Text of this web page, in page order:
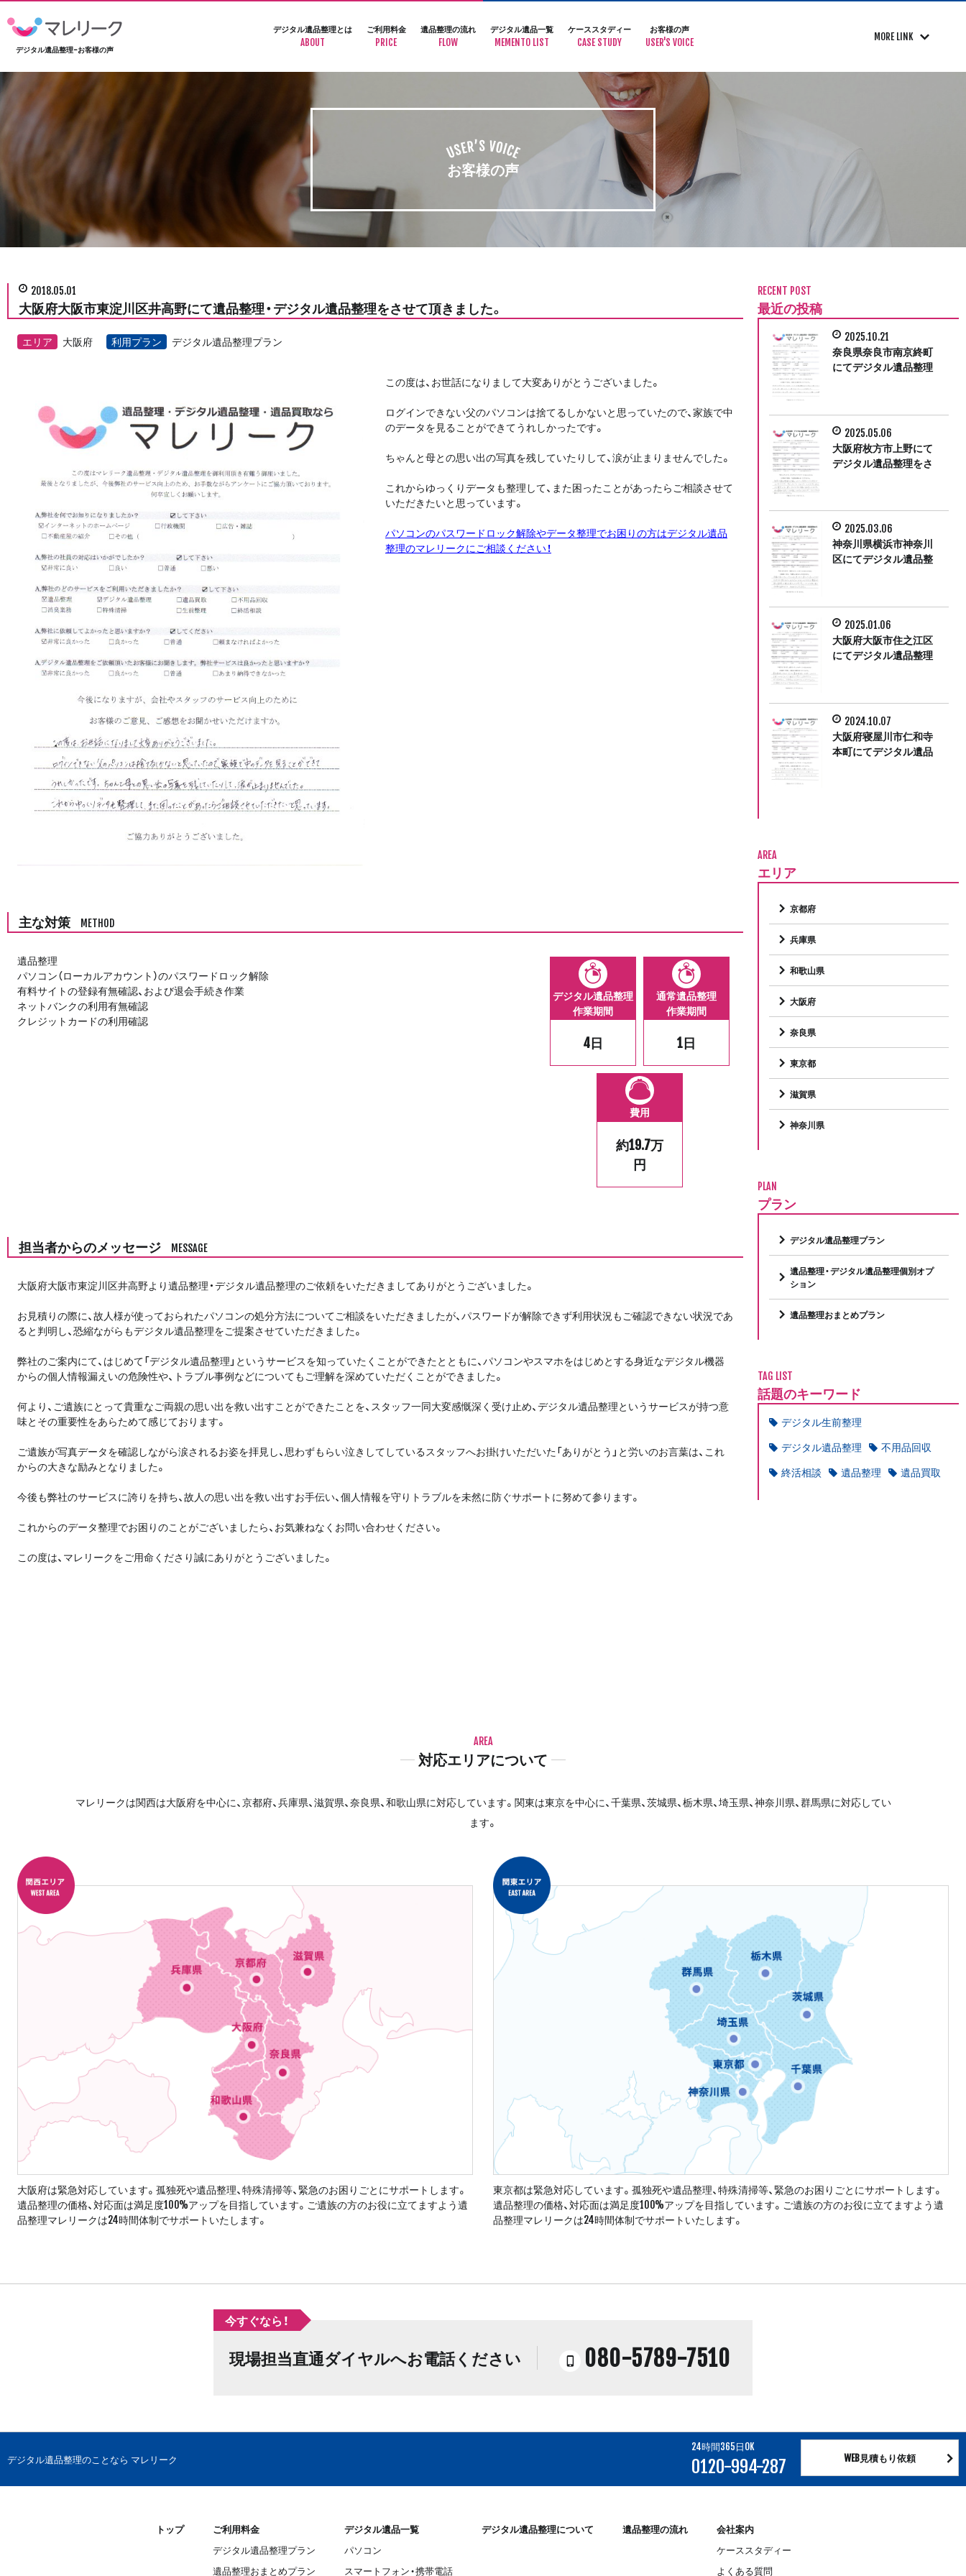
デジタル遺品整理-お客様の声
デジタル遺品整理とは
ABOUT
ご利用料金
PRICE
遺品整理の流れ
FLOW
デジタル遺品一覧
MEMENTO LIST
ケーススタディー
CASE STUDY
お客様の声
USER'S VOICE MORE LINK
お客様の声
2018.05.01
大阪府大阪市東淀川区井高野にて遺品整理・デジタル遺品整理をさせて頂きました。
エリア 大阪府 利用プラン デジタル遺品整理プラン
この度は、お世話になりまして大変ありがとうございました。
ログインできない父のパソコンは捨てるしかないと思っていたので、家族で中
のデータを見ることができてうれしかったです。
ちゃんと母との思い出の写真を残していたりして、涙が止まりませんでした。
これからゆっくりデータも整理して、また困ったことがあったらご相談させて
いただきたいと思っています。
パソコンのパスワードロック解除やデータ整理でお困りの方はデジタル遺品
整理のマレリークにご相談ください！
主な対策 METHOD
遺品整理
パソコン（ローカルアカウント）のパスワードロック解除
有料サイトの登録有無確認、および退会手続き作業
ネットバンクの利用有無確認
クレジットカードの利用確認
デジタル遺品整理
作業期間
4日
通常遺品整理
作業期間
1日
費用
約19.7万
円
担当者からのメッセージ MESSAGE
大阪府大阪市東淀川区井高野より遺品整理・デジタル遺品整理のご依頼をいただきましてありがとうございました。
お見積りの際に、故人様が使っておられたパソコンの処分方法についてご相談をいただきましたが、パスワードが解除できず利用状況もご確認できない状況であ
ると判明し、恐縮ながらもデジタル遺品整理をご提案させていただきました。
弊社のご案内にて、はじめて「デジタル遺品整理」というサービスを知っていたくことができたとともに、パソコンやスマホをはじめとする身近なデジタル機器
からの個人情報漏えいの危険性や、トラブル事例などについてもご理解を深めていただくことができました。
何より、ご遺族にとって貴重なご両親の思い出を救い出すことができたことを、スタッフ一同大変感慨深く受け止め、デジタル遺品整理というサービスが持つ意
味とその重要性をあらためて感じております。
ご遺族が写真データを確認しながら涙されるお姿を拝見し、思わずもらい泣きしてしているスタッフへお掛けいただいた「ありがとう」と労いのお言葉は、これ
からの大きな励みとなりました。
今後も弊社のサービスに誇りを持ち、故人の思い出を救い出すお手伝い、個人情報を守りトラブルを未然に防ぐサポートに努めて参ります。
これからのデータ整理でお困りのことがございましたら、お気兼ねなくお問い合わせください。
この度は、マレリークをご用命くださり誠にありがとうございました。
RECENT POST
最近の投稿
2025.10.21
奈良県奈良市南京終町
にてデジタル遺品整理
2025.05.06
大阪府枚方市上野にて
デジタル遺品整理をさ
2025.03.06
神奈川県横浜市神奈川
区にてデジタル遺品整
2025.01.06
大阪府大阪市住之江区
にてデジタル遺品整理
2024.10.07
大阪府寝屋川市仁和寺
本町にてデジタル遺品
AREA
エリア
京都府
兵庫県
和歌山県
大阪府
奈良県
東京都
滋賀県
神奈川県
PLAN
プラン
デジタル遺品整理プラン
遺品整理・デジタル遺品整理個別オプ
ション
遺品整理おまとめプラン
TAG LIST
話題のキーワード
デジタル生前整理
デジタル遺品整理
不用品回収
終活相談
遺品整理 遺品買取
AREA
対応エリアについて
マレリークは関西は大阪府を中心に、京都府、兵庫県、滋賀県、奈良県、和歌山県に対応しています。関東は東京を中心に、千葉県、茨城県、栃木県、埼玉県、神奈川県、群馬県に対応してい
ます。
大阪府は緊急対応しています。孤独死や遺品整理、特殊清掃等、緊急のお困りごとにサポートします。
遺品整理の価格、対応面は満足度100%アップを目指しています。ご遺族の方のお役に立てますよう遺
品整理マレリークは24時間体制でサポートいたします。
東京都は緊急対応しています。孤独死や遺品整理、特殊清掃等、緊急のお困りごとにサポートします。
遺品整理の価格、対応面は満足度100%アップを目指しています。ご遺族の方のお役に立てますよう遺
品整理マレリークは24時間体制でサポートいたします。
今すぐなら！
現場担当直通ダイヤルへお電話ください 080-5789-7510
デジタル遺品整理のことなら マレリーク
24時間365日OK
0120-994-287 WEB見積もり依頼
トップ
ご利用料金
デジタル遺品整理プラン
遺品整理おまとめプラン
デジタル遺品一覧
パソコン
スマートフォン・携帯電話
デジタル遺品整理について 遺品整理の流れ
会社案内
ケーススタディー
よくある質問